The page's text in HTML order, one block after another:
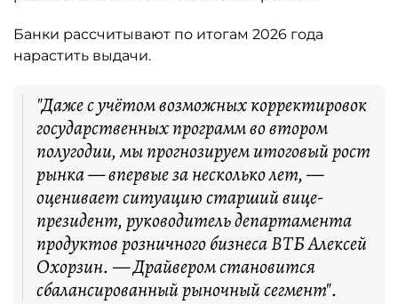
Банки рассчитывают по итогам 2026 года
нарастить выдачи.
"Даже с учётом возможных корректировок
государственных программ во втором
полугодии, мы прогнозируем итоговый рост
рынка — впервые за несколько лет, —
оценивает ситуацию старший вице-
президент, руководитель департамента
продуктов розничного бизнеса ВТБ Алексей
Охорзин. — Драйвером становится
сбалансированный рыночный сегмент".